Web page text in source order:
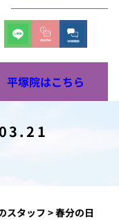
平塚院はこちら
スタッフ >春分の日